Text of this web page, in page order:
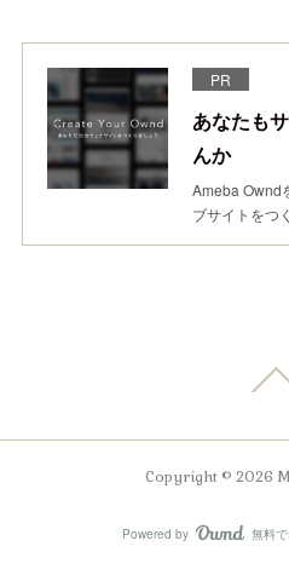
PR
あなたも
んか
Ameba Ownd
ブサイトをつ
Copyright © 2026
Powered by 無料